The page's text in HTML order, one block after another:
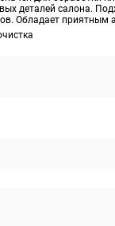
деталей салона.
Обладает приятным